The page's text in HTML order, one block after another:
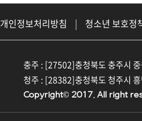
개인정보처리방침 |
청소년 보호정
충주 : [27502]충청북도 충주시
청주 : [28382]충청북도 청주시
Copyright© 2017. All right